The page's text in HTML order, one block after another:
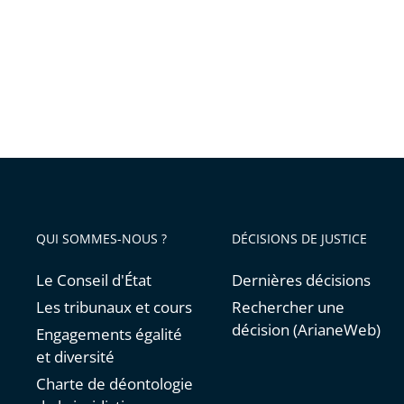
non
QUI SOMMES-NOUS ?
Le Conseil d'État
Les tribunaux et cours
Engagements égalité
et diversité
Charte de déontologie
DÉCISIONS DE JUSTICE
Dernières décisions
Rechercher une
décision (ArianeWeb)